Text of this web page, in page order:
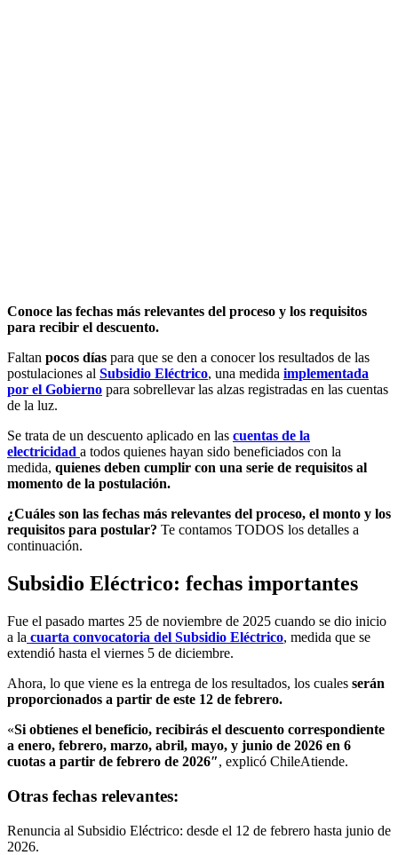
Conoce las fechas más relevantes del proceso y los requisitos
para recibir el descuento.
Faltan pocos días para que se den a conocer los resultados de las
postulaciones al Subsidio Eléctrico, una medida implementada
por el Gobierno para sobrellevar las alzas registradas en las cuentas
de la luz.
Se trata de un descuento aplicado en las cuentas de la
electricidad a todos quienes hayan sido beneficiados con la
medida, quienes deben cumplir con una serie de requisitos al
momento de la postulación.
¿Cuáles son las fechas más relevantes del proceso, el monto y los
requisitos para postular? Te contamos TODOS los detalles a
continuación.
Subsidio Eléctrico: fechas importantes
Fue el pasado martes 25 de noviembre de 2025 cuando se dio inicio
a la cuarta convocatoria del Subsidio Eléctrico, medida que se
extendió hasta el viernes 5 de diciembre.
Ahora, lo que viene es la entrega de los resultados, los cuales serán
proporcionados a partir de este 12 de febrero.
«Si obtienes el beneficio, recibirás el descuento correspondiente
a enero, febrero, marzo, abril, mayo, y junio de 2026 en 6
cuotas a partir de febrero de 2026″, explicó ChileAtiende.
Otras fechas relevantes:
Renuncia al Subsidio Eléctrico: desde el 12 de febrero hasta junio de
2026.